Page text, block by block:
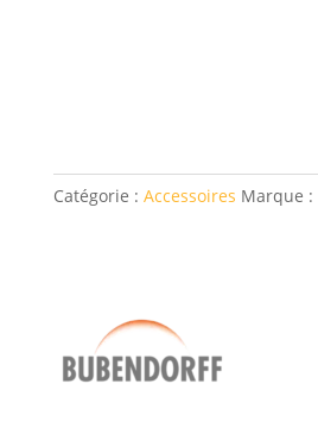
Catégorie : Accessoires Marque :